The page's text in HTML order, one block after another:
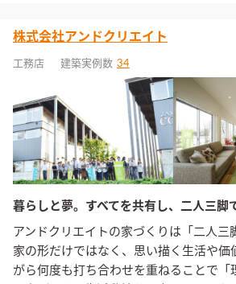
株式会社アンドクリエイト
工務店 建築実例数 34
暮らしと夢。すべてを共有し、二人三脚
アンドクリエイトの家づくりは「二人三
家の形だけではなく、思い描く生活や価
がら何度も打ち合わせを重ねることで「